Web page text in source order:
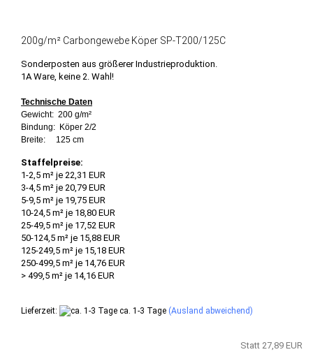
200g/m² Carbongewebe Köper SP-T200/125C
Sonderposten aus größerer Industrieproduktion.
1A Ware, keine 2. Wahl!
Technische Daten
Gewicht: 200 g/m²
Bindung: Köper 2/2
Breite: 125 cm
Staffelpreise:
1-2,5 m² je 22,31 EUR
3-4,5 m² je 20,79 EUR
5-9,5 m² je 19,75 EUR
10-24,5 m² je 18,80 EUR
25-49,5 m² je 17,52 EUR
50-124,5 m² je 15,88 EUR
125-249,5 m² je 15,18 EUR
250-499,5 m² je 14,76 EUR
> 499,5 m² je 14,16 EUR
Lieferzeit: ca. 1-3 Tage (Ausland abweichend)
Statt 27,89 EUR